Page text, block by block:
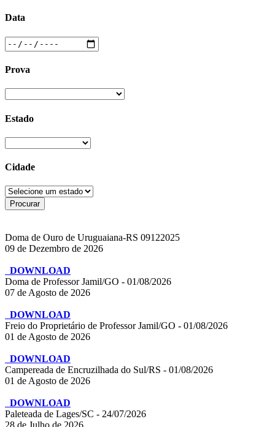
Data
Prova
Estado
Cidade
Doma de Ouro de Uruguaiana-RS 09122025
09 de Dezembro de 2026
DOWNLOAD
Doma de Professor Jamil/GO - 01/08/2026
07 de Agosto de 2026
DOWNLOAD
Freio do Proprietário de Professor Jamil/GO - 01/08/2026
01 de Agosto de 2026
DOWNLOAD
Campereada de Encruzilhada do Sul/RS - 01/08/2026
01 de Agosto de 2026
DOWNLOAD
Paleteada de Lages/SC - 24/07/2026